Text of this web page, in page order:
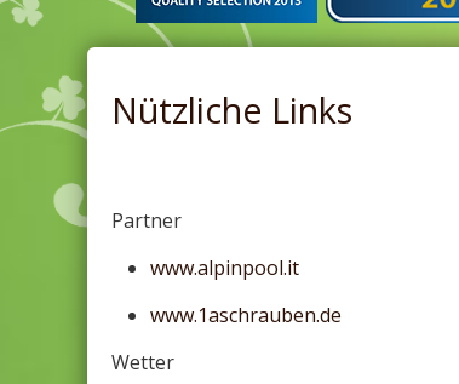
Nützliche Links
Partner
www.alpinpool.it
www.1aschrauben.de
Wetter